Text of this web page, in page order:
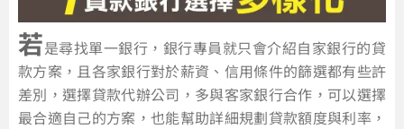
若是尋找單一銀行，銀行專員就只會介紹自家銀行的貸
款方案，且各家銀行對於薪資、信用條件的篩選都有些許
差別，選擇貸款代辦公司，多與客家銀行合作，可以選擇
最合適自己的方案，也能幫助詳細規劃貸款額度與利率，